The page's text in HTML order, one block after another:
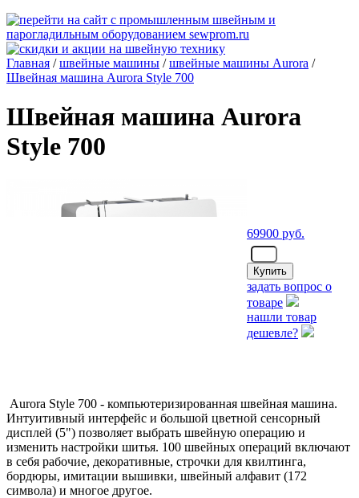
Главная /швейные машины /швейные машины Aurora /
Швейная машина Aurora Style 700
Швейная машина Aurora
Style 700
69900 руб.
задать вопрос о
товаре
нашли товар
дешевле?
Aurora Style 700 - компьютеризированная швейная машина.
Интуитивный интерфейс и большой цветной сенсорный
дисплей (5") позволяет выбрать швейную операцию и
изменить настройки шитья. 100 швейных операций включают
в себя рабочие, декоративные, строчки для квилтинга,
бордюры, имитации вышивки, швейный алфавит (172
символа) и многое другое.